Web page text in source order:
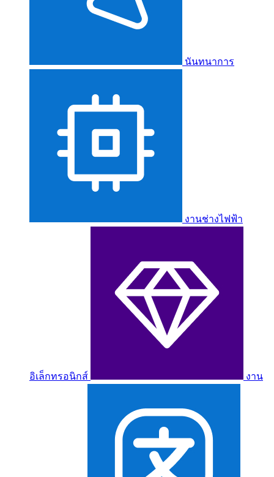
นันทนาการ
งานช่างไฟฟ้า
อิเล็กทรอนิกส์ งาน